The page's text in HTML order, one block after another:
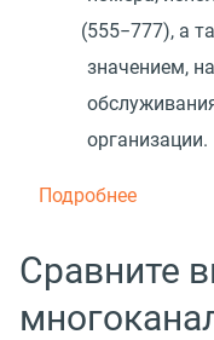
(555−777), а
значением,
организации.
Подробнее
Сравните